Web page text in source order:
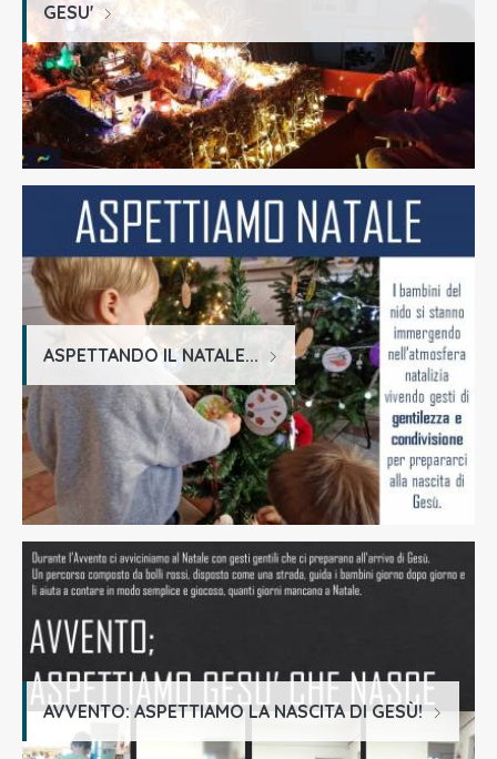
GESU'
ASPETTANDO IL NATALE...
AVVENTO: ASPETTIAMO LA NASCITA DI GESÙ!